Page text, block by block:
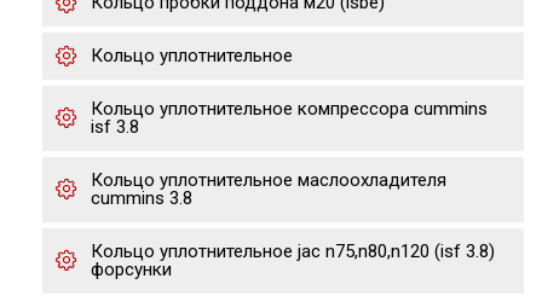
Кольцо уплотнительное
Кольцо уплотнительное компрессора cummins
isf 3.8
Кольцо уплотнительное маслоохладителя
cummins 3.8
Кольцо уплотнительное jac n75,n80,n120 (isf 3.8)
форсунки